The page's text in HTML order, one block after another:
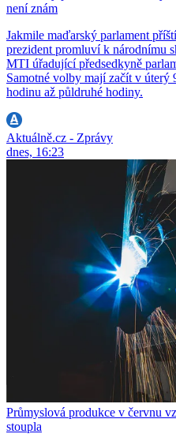
není znám
Jakmile maďarský parlament
prezident promluví k národnímu
MTI úřadující předsedkyně
Samotné volby mají začít v úterý
hodinu až půldruhé hodiny.
Aktuálně.cz - Zprávy
dnes, 16:23
Průmyslová produkce v červnu
stoupla